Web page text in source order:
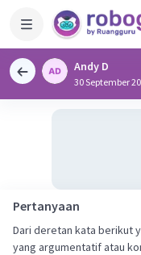
Andy D
30 September
Pertanyaan
Dari deretan kata berikut
yang argumentatif atau